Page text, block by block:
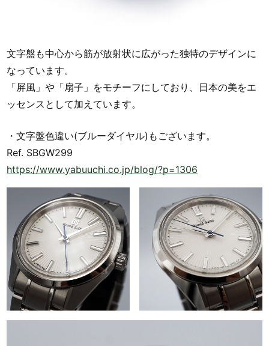
文字盤も中心から筋が放射状に広がった独特のデザインに
なっています。
「屏風」や「扇子」をモチーフにしており、日本の美をエ
ッセンスとして加えています。
・文字盤色違い(ブルーダイヤル)もございます。
Ref. SBGW299
https://www.yabuuchi.co.jp/blog/?p=1306